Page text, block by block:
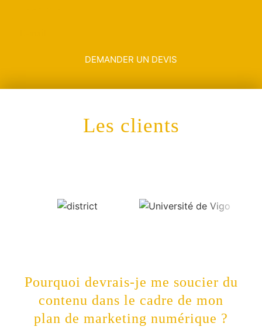
DEMANDER UN DEVIS
Les clients
Pourquoi devrais-je me soucier du
contenu dans le cadre de mon
plan de marketing numérique ?